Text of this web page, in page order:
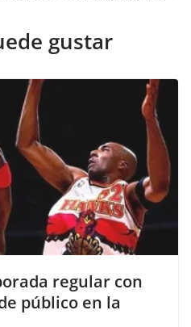
gustar
regular con
público en la